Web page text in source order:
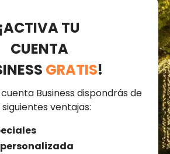
¡ACTIVA TU
CUENTA
GRATIS!
Business dispondrás de
siguientes ventajas: